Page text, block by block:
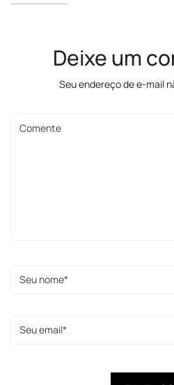
Deixe um
Seu endereço de e-mail